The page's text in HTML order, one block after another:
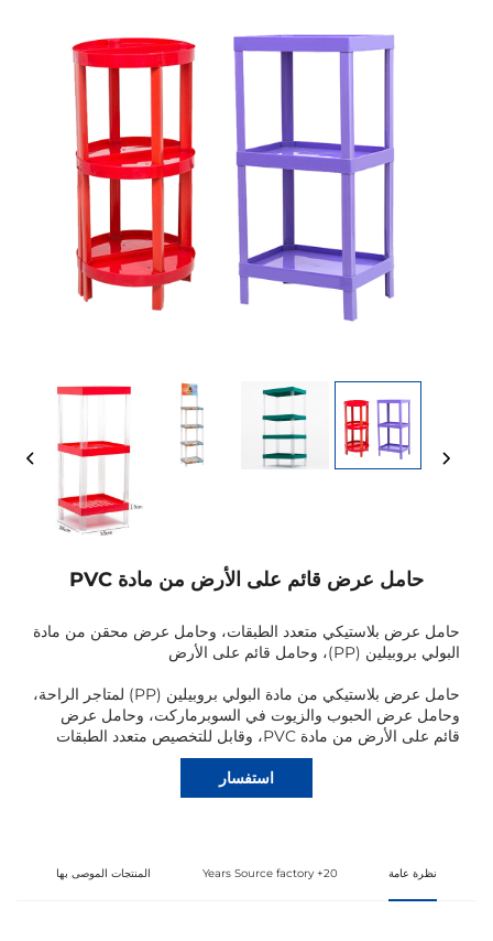
حامل عرض قائم على الأرض من مادة PVC
حامل عرض بلاستيكي متعدد الطبقات، وحامل عرض محقن من مادة
البولي بروبيلين (PP)، وحامل قائم على الأرض
حامل عرض بلاستيكي من مادة البولي بروبيلين (PP) لمتاجر الراحة،
وحامل عرض الحبوب والزيوت في السوبرماركت، وحامل عرض
قائم على الأرض من مادة PVC، وقابل للتخصيص متعدد الطبقات
استفسار
نظرة عامة 20+ Years Source factory المنتجات الموصى بها